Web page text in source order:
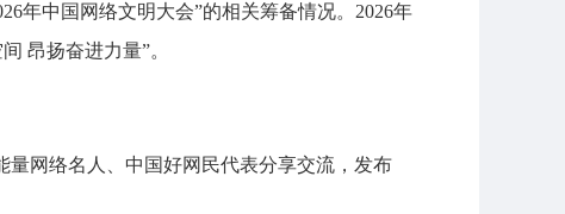
年中国网络文明大会”的相关筹备情况。2026年
昂扬奋进力量”。
网络名人、中国好网民代表分享交流，发布